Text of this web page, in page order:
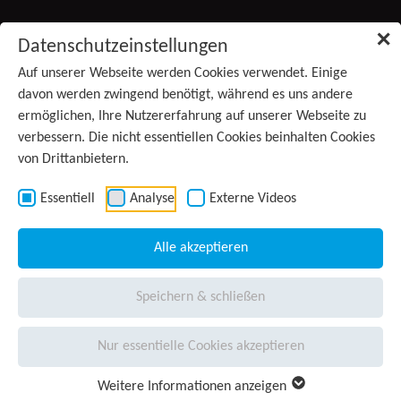
✕
Datenschutzeinstellungen
Auf unserer Webseite werden Cookies verwendet. Einige
davon werden zwingend benötigt, während es uns andere
ermöglichen, Ihre Nutzererfahrung auf unserer Webseite zu
verbessern. Die nicht essentiellen Cookies beinhalten Cookies
von Drittanbietern.
Essentiell Analyse Externe Videos
Alle akzeptieren
Speichern & schließen
Nur essentielle Cookies akzeptieren
Weitere Informationen anzeigen
Produkte
Services
Unternehmen
Presse
Karriere